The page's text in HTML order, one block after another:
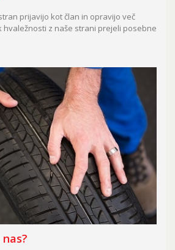
prijavijo kot član in opravijo več
hvaležnosti z naše strani prejeli posebne